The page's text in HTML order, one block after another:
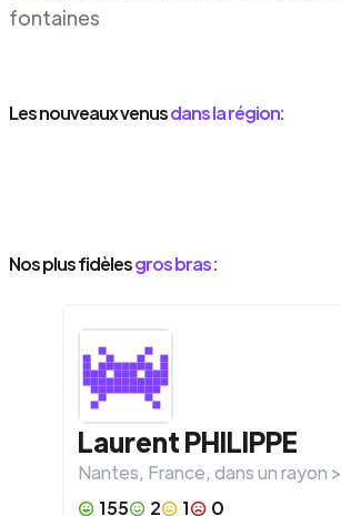
fontaines
Les nouveaux venusdans la région:
Nos plus fidèlesgros bras :
LaurentPHILIPPE
Nantes, France, dans un rayon >
155
2 1
0